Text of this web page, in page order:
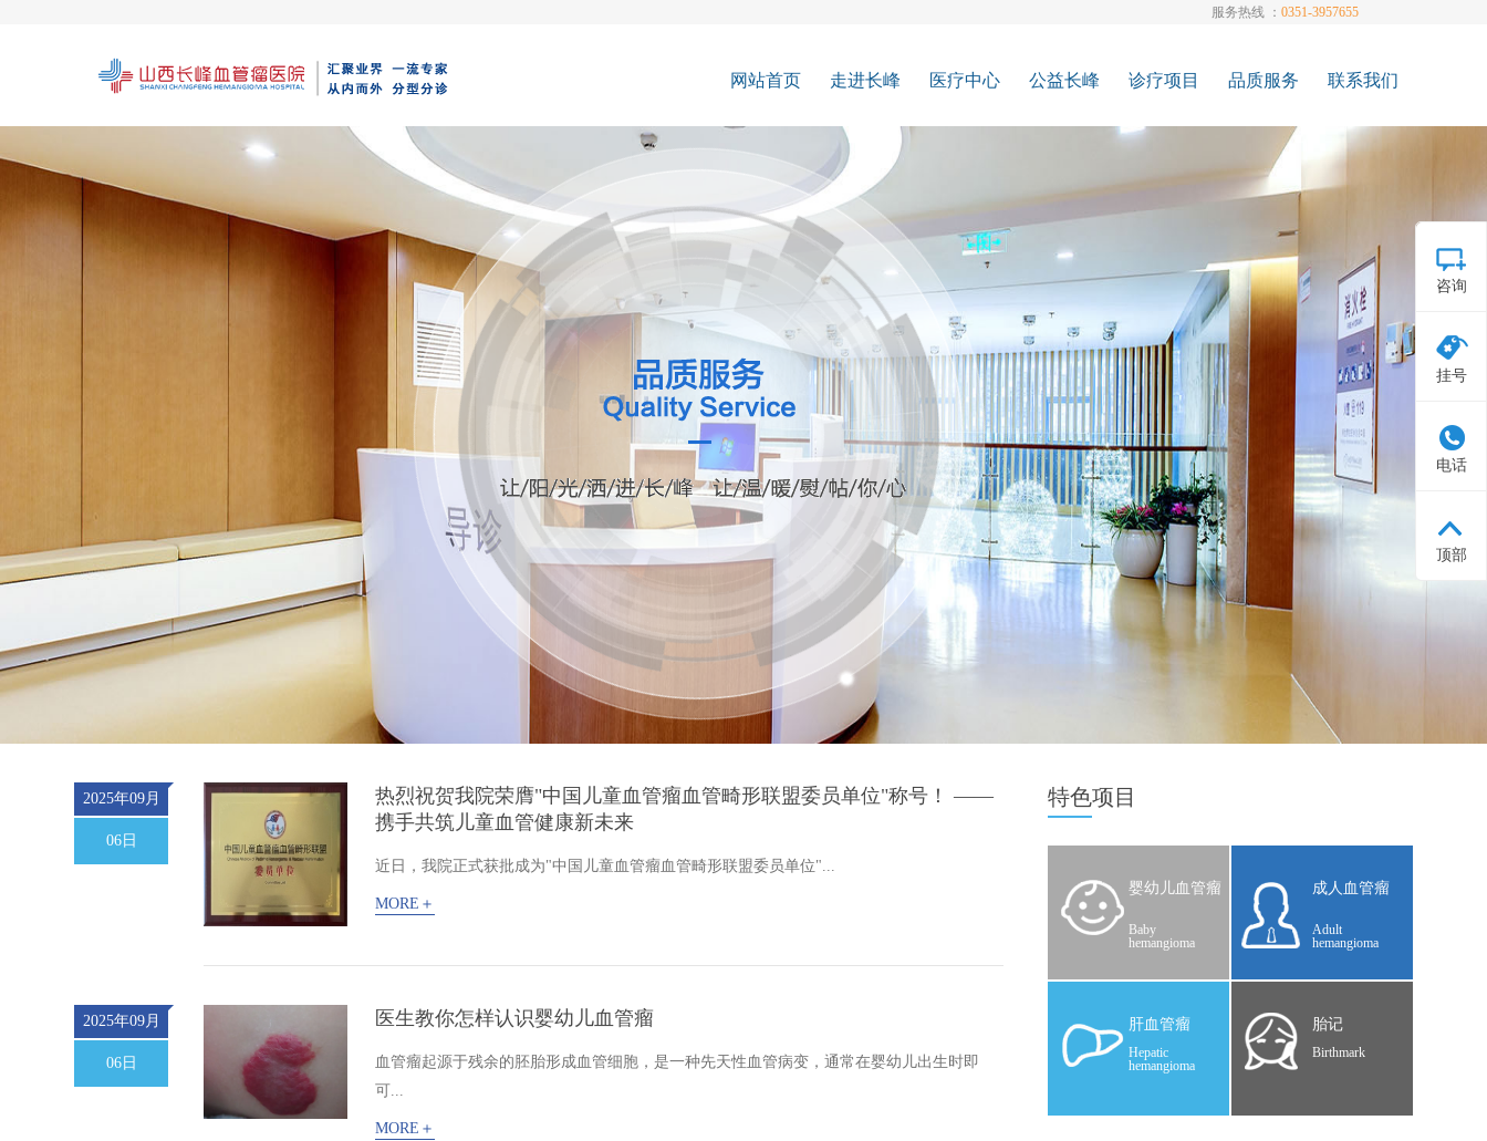
服务热线 ： 0351-3957655
网站首页 走进长峰
走进长峰
患者反馈
服务理念
长峰荣誉
医院介绍
医疗中心
康复案例
公益长峰
特色项目
服务指南
最新资讯
官方微博
诊疗项目
下肢动脉闭塞
血管通络维护
乳腺疾病
品质服务
科普讲座
在线答疑
联系我们
预约挂号
来院路线
招聘通道
加入我们
联系方式
2025年09月
06日
热烈祝贺我院荣膺"中国儿童血管瘤血管畸形联盟委员单位"称号！ ——
携手共筑儿童血管健康新未来
近日，我院正式获批成为"中国儿童血管瘤血管畸形联盟委员单位"...
MORE＋
2025年09月
06日
医生教你怎样认识婴幼儿血管瘤
血管瘤起源于残余的胚胎形成血管细胞，是一种先天性血管病变，通常在婴幼儿出生时即
可...
MORE＋
特色项目
婴幼儿血管瘤
Baby
hemangioma
成人血管瘤
Adult
hemangioma
肝血管瘤
Hepatic
hemangioma
胎记
Birthmark
咨询
挂号
电话
顶部